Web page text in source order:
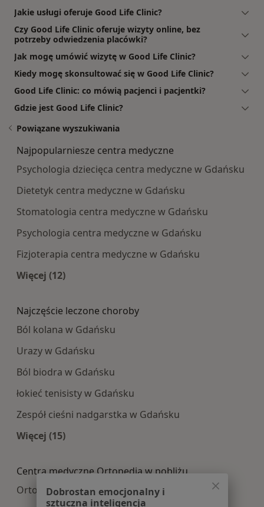
Jakie usługi oferuje Good Life Clinic?
Czy Good Life Clinic oferuje wizyty online, bez
potrzeby odwiedzenia placówki?
Jak mogę umówić wizytę w Good Life Clinic?
Kiedy mogę skonsultować się w Good Life Clinic?
Good Life Clinic: co mówią pacjenci i pacjentki?
Gdzie jest Good Life Clinic?
Powiązane wyszukiwania
Najpopularniesze centra medyczne
Psychologia dziecięca centra medyczne w Gdańsku
Dietetyk centra medyczne w Gdańsku
Stomatologia centra medyczne w Gdańsku
Psychologia centra medyczne w Gdańsku
Fizjoterapia centra medyczne w Gdańsku
Więcej (12)
Najczęście leczone choroby
Ból kolana w Gdańsku
Urazy w Gdańsku
Ból biodra w Gdańsku
łokieć tenisisty w Gdańsku
Zespół cieśni nadgarstka w Gdańsku
Więcej (15)
Centra medyczne Ortopedia w pobliżu
Ortopedia centra medyczne w Gdyni
Dobrostan emocjonalny i
sztuczna inteligencja